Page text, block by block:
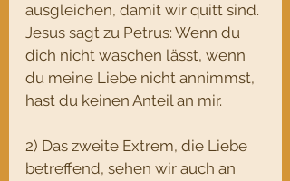
ausgleichen, damit wir quitt sind.
Jesus sagt zu Petrus: Wenn du
dich nicht waschen lässt, wenn
du meine Liebe nicht annimmst,
hast du keinen Anteil an mir.
2) Das zweite Extrem, die Liebe
betreffend, sehen wir auch an